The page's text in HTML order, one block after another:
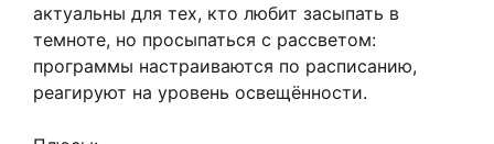
актуальны для тех, кто любит засыпать в
темноте, но просыпаться с рассветом:
программы настраиваются по расписанию,
реагируют на уровень освещённости.